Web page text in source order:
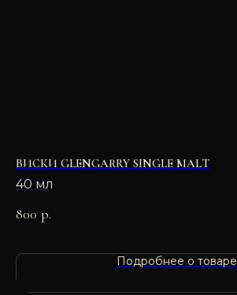
ВИСКИ GLENGARRY SINGLE MALT
40 мл
800 р.
Подробнее о товаре